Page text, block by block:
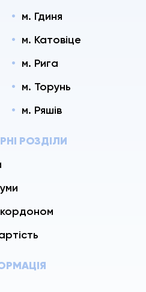
м. Гдиня
м. Катовіце
м. Рига
м. Торунь
м. Ряшів
РОЗДІЛИ